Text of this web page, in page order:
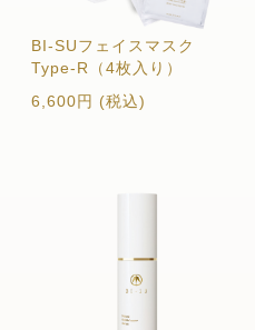
BI-SUフェイスマスク
Type-R（4枚入り）
6,600円 (税込)